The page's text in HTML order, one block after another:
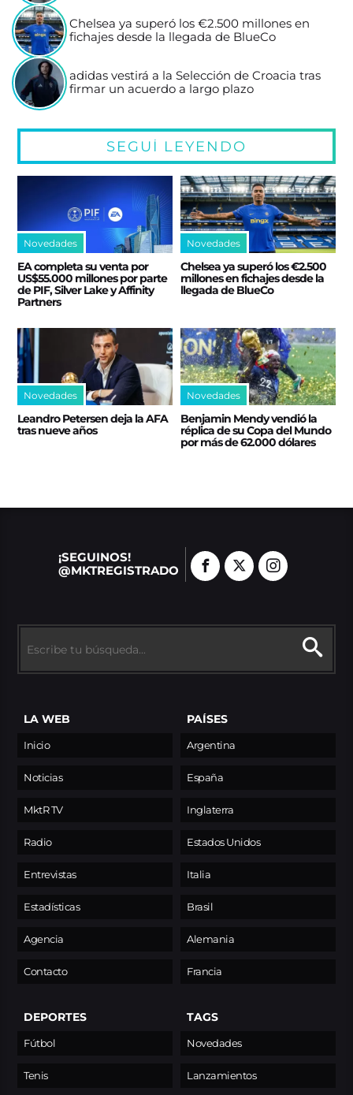
Chelsea ya superó los €2.500 millones en
fichajes desde la llegada de BlueCo
adidas vestirá a la Selección de Croacia tras
firmar un acuerdo a largo plazo
SEGUÍ LEYENDO
Novedades
EA completa su venta por
US$55.000 millones por parte
de PIF, Silver Lake y Affinity
Partners
Novedades
Chelsea ya superó los €2.500
millones en fichajes desde la
llegada de BlueCo
Novedades
Leandro Petersen deja la AFA
tras nueve años
Novedades
Benjamin Mendy vendió la
réplica de su Copa del Mundo
por más de 62.000 dólares
¡SEGUINOS!
@MKTREGISTRADO
LA WEB
Inicio
Noticias
MktR TV
Radio
Entrevistas
Estadísticas
Agencia
Contacto
PAÍSES
Argentina
España
Inglaterra
Estados Unidos
Italia
Brasil
Alemania
Francia
DEPORTES
Fútbol
Tenis
TAGS
Novedades
Lanzamientos